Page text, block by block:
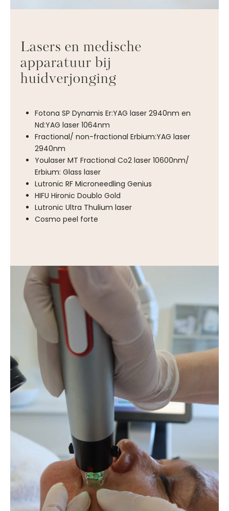
Lasers en medische
apparatuur bij
huidverjonging
Fotona SP Dynamis Er:YAG laser 2940nm en
Nd:YAG laser 1064nm
Fractional/ non-fractional Erbium:YAG laser
2940nm
Youlaser MT Fractional Co2 laser 10600nm/
Erbium: Glass laser
Lutronic RF Microneedling Genius
HIFU Hironic Doublo Gold
Lutronic Ultra Thulium laser
Cosmo peel forte